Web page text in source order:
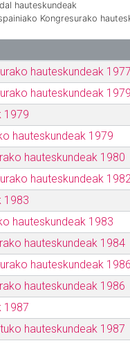
hauteskundeak
Kongresurako
hauteskundeak 1977
hauteskundeak 1979
1979
hauteskundeak 1979
hauteskundeak 1980
hauteskundeak
1983
hauteskundeak 1983
hauteskundeak 1984
hauteskundeak 1986
hauteskundeak 1986
1987
hauteskundeak 1987